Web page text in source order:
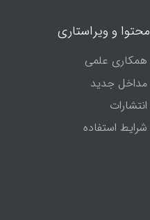
محتوا و ویراستاری
همکاری علمی
مداخل جدید
انتشارات
شرایط استفاده